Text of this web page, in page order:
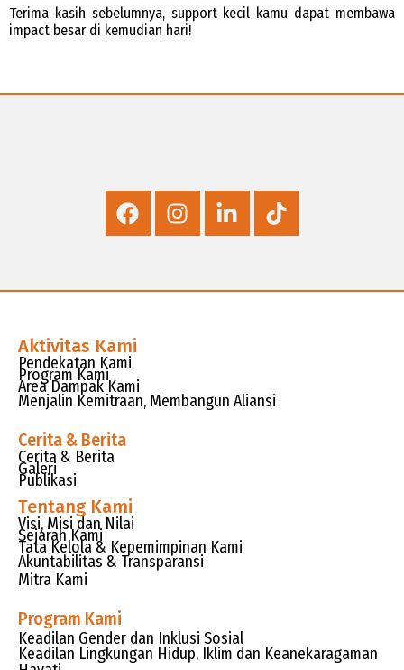
Terima kasih sebelumnya, support kecil kamu dapat membawa
impact besar di kemudian hari!
Aktivitas Kami
Pendekatan Kami
Program Kami
Area Dampak Kami
Menjalin Kemitraan, Membangun Aliansi
Cerita & Berita
Cerita & Berita
Galeri
Publikasi
Tentang Kami
Visi, Misi dan Nilai
Sejarah Kami
Tata Kelola & Kepemimpinan Kami
Akuntabilitas & Transparansi
Mitra Kami
Program Kami
Keadilan Gender dan Inklusi Sosial
Keadilan Lingkungan Hidup, Iklim dan Keanekaragaman